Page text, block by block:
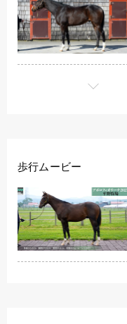
歩行ムービー